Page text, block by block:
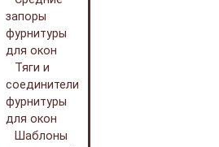
запоры
фурнитуры
для окон
Тяги и
соединители
фурнитуры
для окон
Шаблоны